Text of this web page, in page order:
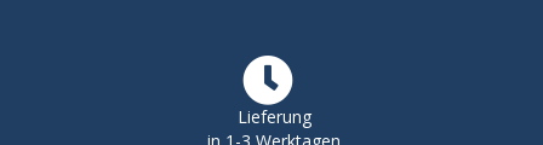
Lieferung